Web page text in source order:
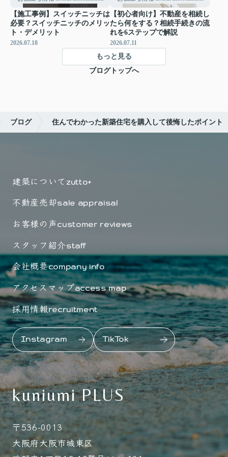
【施工事例】スイッチニッチは
必要？スイッチニッチのメリッ
ト・デメリット
2026.07.18
【初心者向け】不動産を相続し
たら何をする？相続手続きの流
れを6ステップで解説
2026.07.11
もっと見る
ブログトップへ
ブログ 住んでわかった新築住宅を購入して後悔したポイント
建築について zutto+
不動産売却sale appraisal
お客様の声customer reviews
スタッフ紹介staff
会社概要company info
アクセスマップaccess map
採用情報recruitment
Instagram TikTok
kuniumi PLUS
〒536-0013
大阪府大阪市城東区